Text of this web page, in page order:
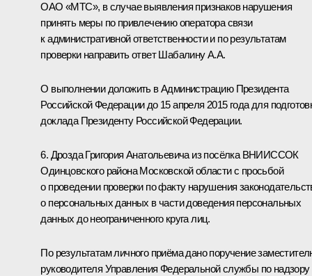
ОАО «МТС», в случае выявления признаков нарушения
принять меры по привлечению оператора связи
к административной ответственности и по результатам
проверки направить ответ Шабалину А.А.
О выполнении доложить в Администрацию Президента
Российской Федерации до 15 апреля 2015 года для
доклада Президенту Российской Федерации.
6. Дрозда Григория Анатольевича из посёлка ВНИИССОК
Одинцовского района Московской области с просьбой
о проведении проверки по факту нарушения
о персональных данных в части доведения персональных
данных до неограниченного круга лиц.
По результатам личного приёма дано поручение
руководителя Управления Федеральной службы по надзору